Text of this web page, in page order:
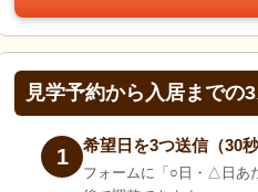
見学予約から入居までの
1 希望日を3つ送信（30
フォームに「○日・△日あ